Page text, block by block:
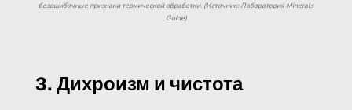
безошибочные признаки термической обработки. (Источник: Лаборатория Minerals
Guide)
3. Дихроизм и чистота